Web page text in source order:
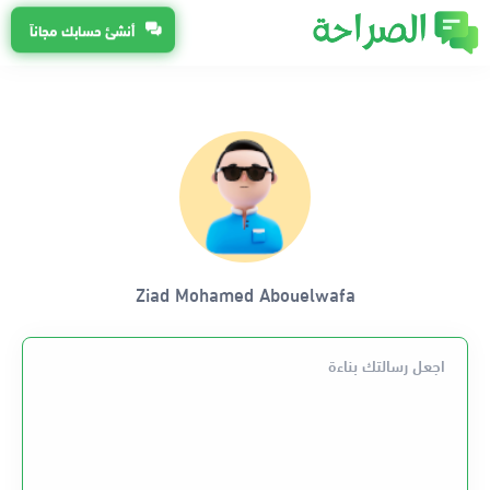
أنشئ حسابك مجاناً
Ziad Mohamed Abouelwafa